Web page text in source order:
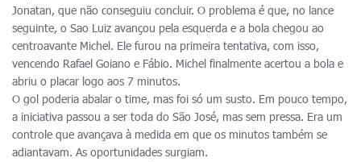
Jonatan, que não conseguiu concluir. O problema é que, no lance
seguinte, o Sao Luiz avançou pela esquerda e a bola chegou ao
centroavante Michel. Ele furou na primeira tentativa, com isso,
vencendo Rafael Goiano e Fábio. Michel finalmente acertou a bola e
abriu o placar logo aos 7 minutos.
O gol poderia abalar o time, mas foi só um susto. Em pouco tempo,
a iniciativa passou a ser toda do São José, mas sem pressa. Era um
controle que avançava à medida em que os minutos também se
adiantavam. As oportunidades surgiam.